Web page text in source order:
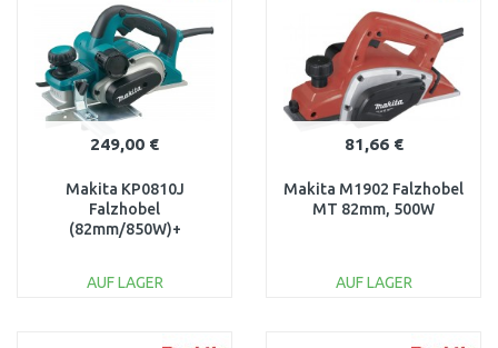
Vergleichen Vergleichen
249,00 €
Makita KP0810J
Falzhobel
(82mm/850W)+
AUF LAGER
81,66 €
Makita M1902 Falzhobel
MT 82mm, 500W
AUF LAGER